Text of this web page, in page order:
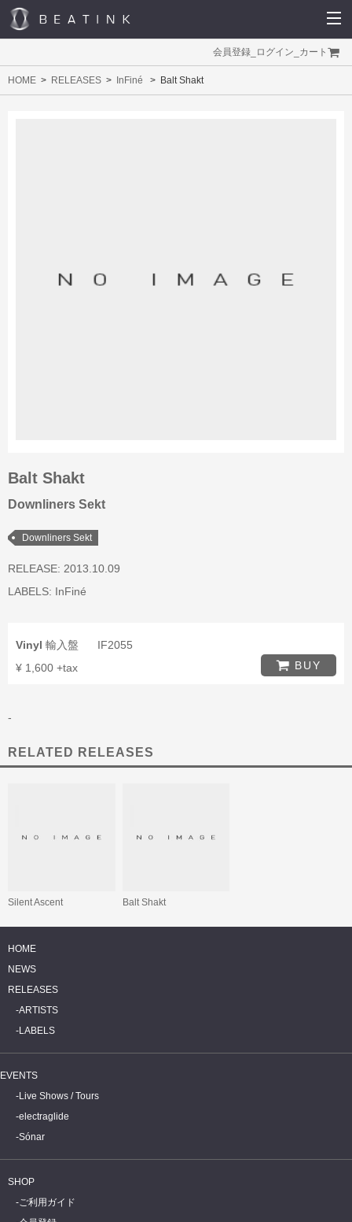
会員登録 ログイン カート
HOME RELEASES InFiné Balt Shakt
Balt Shakt
Downliners Sekt
Downliners Sekt
RELEASE: 2013.10.09
LABELS: InFiné
Vinyl 輸入盤
IF2055
¥ 1,600 +tax
BUY
-
RELATED RELEASES
Silent Ascent Balt Shakt
HOME
NEWS
RELEASES
ARTISTS
LABELS
EVENTS
Live Shows / Tours
electraglide
Sónar
SHOP
ご利用ガイド